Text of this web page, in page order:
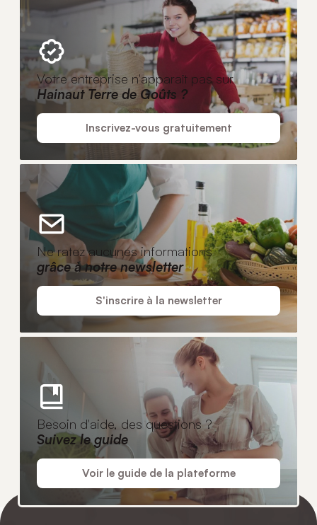
Votre entreprise n'apparaît pas sur
Hainaut Terre de Goûts ?
Inscrivez-vous gratuitement
Ne ratez aucunes informations
grâce à notre newsletter
S'inscrire à la newsletter
Besoin d'aide, des questions ?
Suivez le guide
Voir le guide de la plateforme